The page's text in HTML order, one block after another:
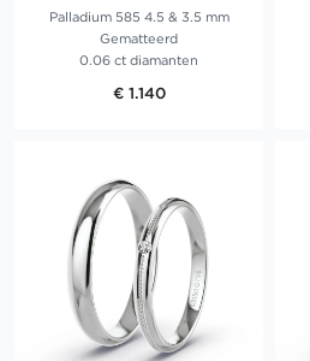
Palladium 585 4.5 & 3.5 mm
Gematteerd
0.06 ct diamanten
€ 1.140